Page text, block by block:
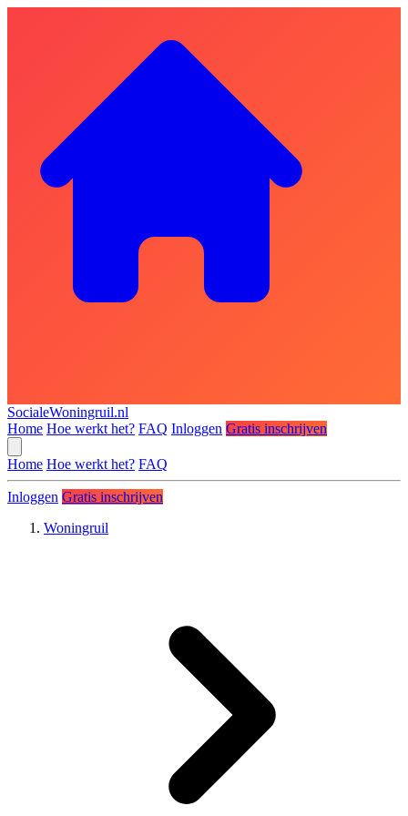
SocialeWoningruil.nl
Home Hoe werkt het? FAQ Inloggen Gratis inschrijven
Home Hoe werkt het? FAQ
Inloggen Gratis inschrijven
Woningruil